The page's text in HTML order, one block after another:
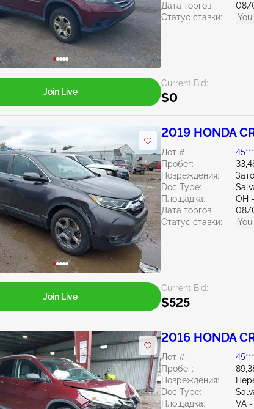
Дата торгов:
08/
Статус ставки:
Current Bid:
$0
Join Live
2019 HONDA
Лот #:
Пробег:
Повреждения:
Doc Type:
Площадка:
OH
Дата торгов:
08/
Статус ставки:
Current Bid:
$525
Join Live
2016 HONDA
Лот #:
Пробег:
Повреждения:
Doc Type:
Площадка:
VA -